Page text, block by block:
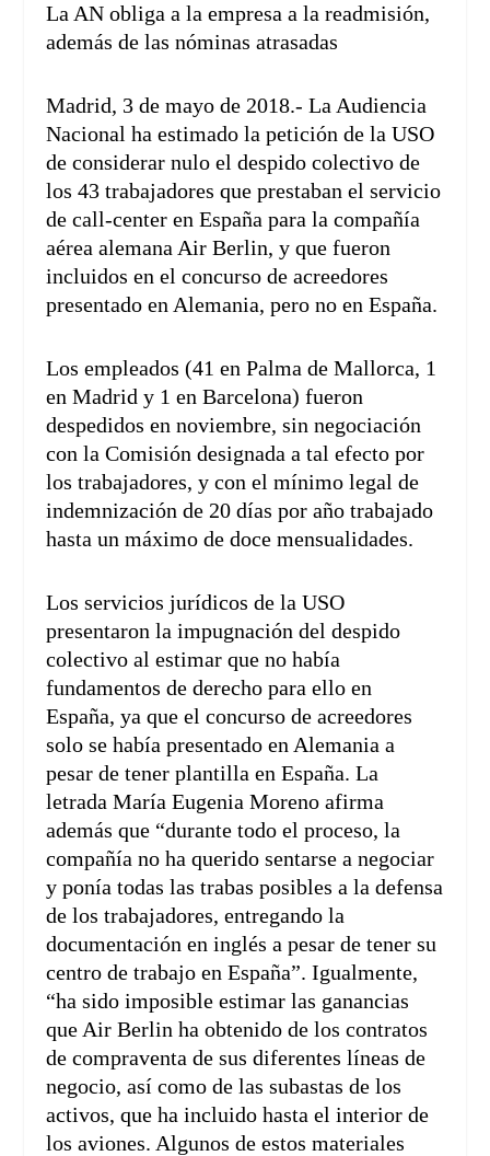
La AN obliga a la empresa a la readmisión,
además de las nóminas atrasadas
Madrid, 3 de mayo de 2018.- La Audiencia
Nacional ha estimado la petición de la USO
de considerar nulo el despido colectivo de
los 43 trabajadores que prestaban el servicio
de call-center en España para la compañía
aérea alemana Air Berlin, y que fueron
incluidos en el concurso de acreedores
presentado en Alemania, pero no en España.
Los empleados (41 en Palma de Mallorca, 1
en Madrid y 1 en Barcelona) fueron
despedidos en noviembre, sin negociación
con la Comisión designada a tal efecto por
los trabajadores, y con el mínimo legal de
indemnización de 20 días por año trabajado
hasta un máximo de doce mensualidades.
Los servicios jurídicos de la USO
presentaron la impugnación del despido
colectivo al estimar que no había
fundamentos de derecho para ello en
España, ya que el concurso de acreedores
solo se había presentado en Alemania a
pesar de tener plantilla en España. La
letrada María Eugenia Moreno afirma
además que “durante todo el proceso, la
compañía no ha querido sentarse a negociar
y ponía todas las trabas posibles a la defensa
de los trabajadores, entregando la
documentación en inglés a pesar de tener su
centro de trabajo en España”. Igualmente,
“ha sido imposible estimar las ganancias
que Air Berlin ha obtenido de los contratos
de compraventa de sus diferentes líneas de
negocio, así como de las subastas de los
activos, que ha incluido hasta el interior de
los aviones. Algunos de estos materiales